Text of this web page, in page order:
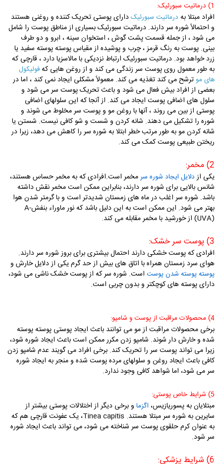
1) درماتیت سبورئیک:
افراد مبتلا به درماتیت سبورئیکدارای پوستی تحریک کننده و روغنی هستند
و احتمالاً شوره سر دارند. درماتیت سبورئیک بسیاری از مناطق پوست را شامل
می شود ، از جمله قسمت پشت گوش ، استخوان سینه ، ابرو و دو طرف
بینی. پوست به رنگ قرمز ، چرب و پوشیده از مقیاس پوسته پوسته سفید یا
زرد خواهد بود. درماتیت سبورئیک ارتباط نزدیکی با مالاسزیا دارد ، قارچی که
به طور معمول روی پوست سر زندگی می کند و از روغن هایی کهفولیکول
های موترشح می کند تغذیه می کند. معمولاً مشکلی ایجاد نمی کند ، اما در
بعضی از افراد بیش فعال می شود و باعث تحریک پوست سر می شود و
سلول های اضافی پوست ایجاد می کند. از آنجا که این سلولهای اضافی
پوستی از بین می روند ، آنها با روغن مو و پوست سر مخلوط می شوند و
شوره را تشکیل می دهند. شانه کردن و شست و شو کافی نیست. شستن یا
شانه کردن مو به طور مرتب خطر ابتلا به شوره سر را کاهش می دهد، زیرا در
ریختن طبیعی پوست کمک می کند.
2) مخمر:
یکی ازدلایل ایجاد شوره سرمخمر است.افرادی که به مخمر حساس هستند،
شانس بالایی برای شوره سر دارند، بنابراین ممکن است مخمر نقش داشته
باشد. شوره سر اغلب در ماه های زمستان شدیدتر است و با گرمتر شدن هوا
بهتر می شود. این ممکن است به این دلیل باشد که نور ماوراء بنفش-A
(UVA) از خورشید با مخمر مقابله می کند.
3) پوست سر خشک:
افرادی که پوست خشکی دارند احتمال بیشتری برای بروز شوره سر دارند.
هوای سرد زمستان همراه با اتاق های بیش از حد گرم یکی از دلایل خارش و
پوسته پوسته شدن پوست است. شوره سر که از پوست خشک ناشی می شود،
دارای پوسته های کوچکتر و بدون چربی است.
4) محصولات مراقبت از پوستو شامپو:
برخی محصولات مراقبت از مو می توانند باعث ایجاد پوستی پوسته پوسته
شده و خارش دار شوند. شامپو زدن مکرر ممکن است باعث ایجاد شوره شود،
زیرا می تواند پوست سر را تحریک کند. برخی افراد می گویند عدم شامپو زدن
کافی باعث ایجاد روغن و سلولهای مرده پوست شده و منجر به ایجاد شوره
سر می شود، اما شواهد کافی وجود ندارد.
5) شرایط خاص پوستی:
مبتلایان به پسوریازیس، اگزما و برخی دیگر از اختلالات پوستی بیشتر از
سایرین به شوره سر مبتلا هستند. Tinea capitis، یک عفونت قارچی هم که
به عنوان کرم حلقوی پوست سر شناخته می شود، می تواند باعث ایجاد شوره
سر شود.
6) شرایط پزشکی: